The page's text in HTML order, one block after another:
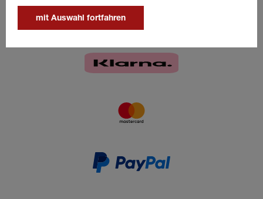
mit Auswahl fortfahren